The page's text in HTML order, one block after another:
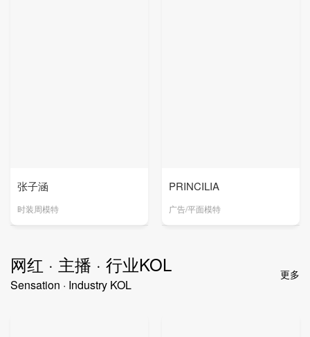
张子涵
时装周模特
PRINCILIA
广告/平面模特
网红 · 主播 · 行业KOL
Sensation · Industry KOL
更多